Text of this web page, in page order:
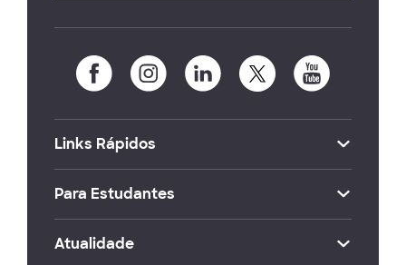
Links Rápidos
Para Estudantes
Atualidade